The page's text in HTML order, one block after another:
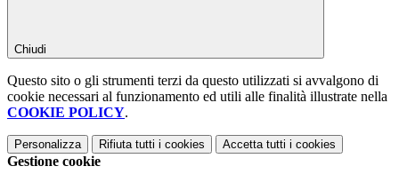
Chiudi
Questo sito o gli strumenti terzi da questo utilizzati si avvalgono di
cookie necessari al funzionamento ed utili alle finalità illustrate nella
COOKIE POLICY.
Personalizza Rifiuta tutti i cookies Accetta tutti i cookies
Gestione cookie